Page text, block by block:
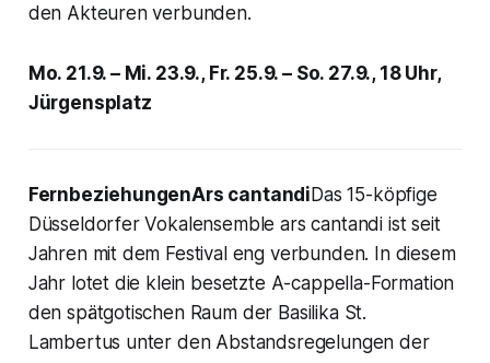
den Akteuren verbunden.
Mo. 21.9. – Mi. 23.9., Fr. 25.9. – So. 27.9., 18 Uhr,
Jürgensplatz
FernbeziehungenArs cantandiDas 15-köpfige
Düsseldorfer Vokalensemble ars cantandi ist seit
Jahren mit dem Festival eng verbunden. In diesem
Jahr lotet die klein besetzte A-cappella-Formation
den spätgotischen Raum der Basilika St.
Lambertus unter den Abstandsregelungen der